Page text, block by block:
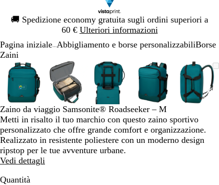
🚚 Spedizione economy gratuita sugli ordini superiori a
60 € Ulteriori informazioni
Diapositiva
1
Pagina iniziale Abbigliamento e borse personalizzabiliBorse
Zaini
L’immagine
può
essere
ingrandita
Ingrandito
minimo
Clicca
per
allargare
Usa
comandi
+
e
+
per
ingrandire
o
ridurre
e
le
L’immagine
può
essere
ingrandita
Ingrandito
a
minimo
Clicca
per
allargare
Usa
i
comandi
+
e
+
per
ingrandire
o
L’immagine
può
essere
ingrandita
Ingrandito
a
minimo
Clicca
per
allargare
Usa
i
comandi
+
e
+
per
ingrandire
o
L’immagine
può
essere
ingrandita
Ingrandito
a
minimo
Clicca
per
allargare
Usa
i
comandi
+
e
+
per
ingrandire
può
essere
a
Clicca
per
Usa
i
+
e
+
per
o
Diapositiva
Zaino da viaggio Samsonite® Roadseeker – M
Metti in risalto il tuo marchio con questo zaino sportivo
personalizzato che offre grande comfort e organizzazione.
Realizzato in resistente poliestere con un moderno design
ripstop per le tue avventure urbane.
Vedi dettagli
Quantità